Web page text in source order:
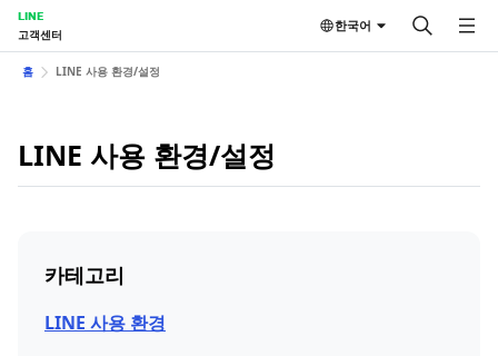
LINE
고객센터
한국어
홈 LINE 사용 환경/설정
LINE 사용 환경/설정
카테고리
LINE 사용 환경